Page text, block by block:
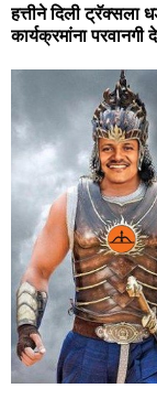
हत्तीने दिली ट्रॅक्सला
कार्यक्रमांना